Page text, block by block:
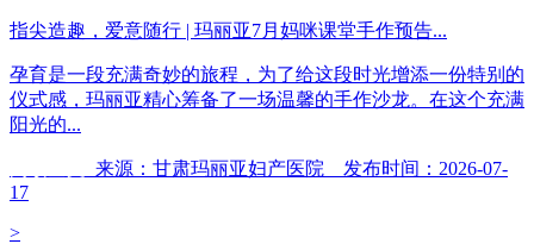
指尖造趣，爱意随行 | 玛丽亚7月妈咪课堂手作预告...
孕育是一段充满奇妙的旅程，为了给这段时光增添一份特别的
仪式感，玛丽亚精心筹备了一场温馨的手作沙龙。在这个充满
阳光的...
来源：甘肃玛丽亚妇产医院 发布时间：2026-07-
17
>